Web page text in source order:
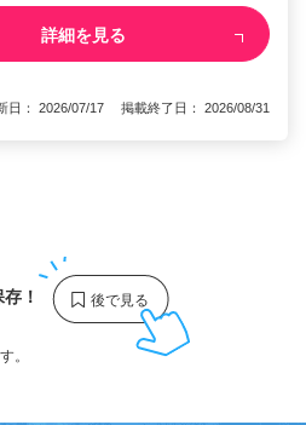
詳細を見る
日： 2026/07/17 掲載終了日： 2026/08/31
存！
。